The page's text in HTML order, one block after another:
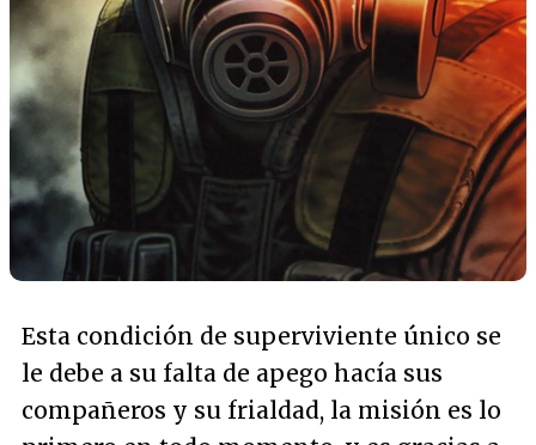
Esta condición de superviviente único se
le debe a su falta de apego hacía sus
compañeros y su frialdad, la misión es lo